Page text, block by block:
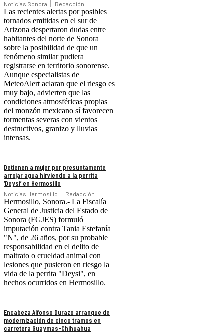
Noticias Sonora Redacción
Las recientes alertas por posibles
tornados emitidas en el sur de
Arizona despertaron dudas entre
habitantes del norte de Sonora
sobre la posibilidad de que un
fenómeno similar pudiera
registrarse en territorio sonorense.
Aunque especialistas de
MeteoAlert aclaran que el riesgo es
muy bajo, advierten que las
condiciones atmosféricas propias
del monzón mexicano sí favorecen
tormentas severas con vientos
destructivos, granizo y lluvias
intensas.
Detienen a mujer por presuntamente
arrojar agua hirviendo a la perrita
‘Deysi’ en Hermosillo
Noticias Hermosillo Redacción
Hermosillo, Sonora.- La Fiscalía
General de Justicia del Estado de
Sonora (FGJES) formuló
imputación contra Tania Estefanía
"N", de 26 años, por su probable
responsabilidad en el delito de
maltrato o crueldad animal con
lesiones que pusieron en riesgo la
vida de la perrita "Deysi", en
hechos ocurridos en Hermosillo.
Encabeza Alfonso Durazo arranque de
modernización de cinco tramos en
carretera Guaymas-Chihuahua